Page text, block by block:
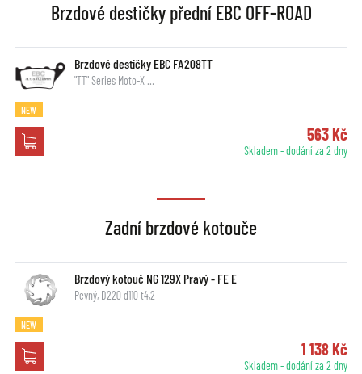
Brzdové destičky přední EBC OFF-ROAD
Brzdové destičky EBC FA208TT
"TT" Series Moto-X …
NEW
563 Kč
Skladem - dodání za 2 dny
Zadní brzdové kotouče
Brzdový kotouč NG 129X Pravý - FE E
Pevný, D220 d110 t4,2
NEW
1 138 Kč
Skladem - dodání za 2 dny